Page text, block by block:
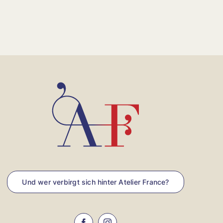
Und wer verbirgt sich hinter Atelier France?